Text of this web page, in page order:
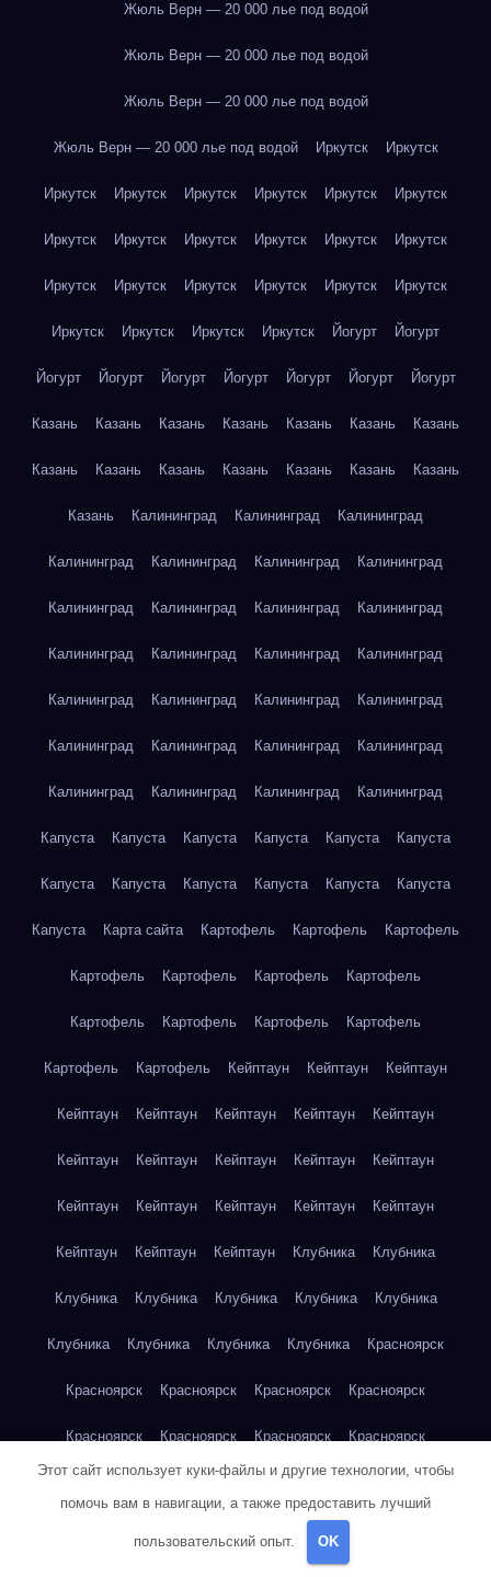
Жюль Верн — 20 000 лье под водой
Жюль Верн — 20 000 лье под водой
Жюль Верн — 20 000 лье под водой
Жюль Верн — 20 000 лье под водой Иркутск Иркутск
Иркутск Иркутск Иркутск Иркутск Иркутск Иркутск
Иркутск Иркутск Иркутск Иркутск Иркутск Иркутск
Иркутск Иркутск Иркутск Иркутск Иркутск Иркутск
Иркутск Иркутск Иркутск Иркутск Йогурт Йогурт
Йогурт Йогурт Йогурт Йогурт Йогурт Йогурт Йогурт
Казань Казань Казань Казань Казань Казань Казань
Казань Казань Казань Казань Казань Казань Казань
Казань Калининград Калининград Калининград
Калининград Калининград Калининград Калининград
Калининград Калининград Калининград Калининград
Калининград Калининград Калининград Калининград
Калининград Калининград Калининград Калининград
Калининград Калининград Калининград Калининград
Калининград Калининград Калининград Калининград
Капуста Капуста Капуста Капуста Капуста Капуста
Капуста Капуста Капуста Капуста Капуста Капуста
Капуста Карта сайта Картофель Картофель Картофель
Картофель Картофель Картофель Картофель
Картофель Картофель Картофель Картофель
Картофель Картофель Кейптаун Кейптаун Кейптаун
Кейптаун Кейптаун Кейптаун Кейптаун Кейптаун
Кейптаун Кейптаун Кейптаун Кейптаун Кейптаун
Кейптаун Кейптаун Кейптаун Кейптаун Кейптаун
Кейптаун Кейптаун Кейптаун Клубника Клубника
Клубника Клубника Клубника Клубника Клубника
Клубника Клубника Клубника Клубника Красноярск
Красноярск Красноярск Красноярск Красноярск
Красноярск Красноярск Красноярск Красноярск
Красноярск Красноярск Красноярск
Кукуруза
Этот сайт использует куки-файлы и другие технологии, чтобы
помочь вам в навигации, а также предоставить лучший
пользовательский опыт. OK